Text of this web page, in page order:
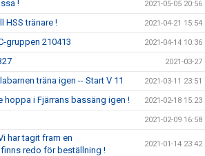
! 2021-05-05 20:56
HSS tränare ! 2021-04-21 15:54
gruppen 210413 2021-04-14 10:36
2021-03-27
träna igen -- Start V 11 2021-03-11 23:51
hoppa i Fjärrans bassäng igen ! 2021-02-18 15:23
2021-02-09 16:58
har tagit fram en
redo för beställning !
2021-01-14 23:42